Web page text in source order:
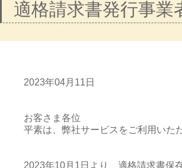
適格請求書発行事
2023年04月11日
お客さま各位
平素は、弊社サービスをご利用いた
2023年10月1日より、適格請求書保